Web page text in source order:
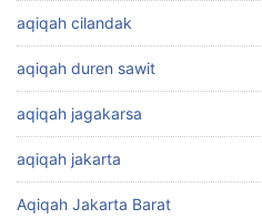
aqiqah cilandak
aqiqah duren sawit
aqiqah jagakarsa
aqiqah jakarta
Aqiqah Jakarta Barat